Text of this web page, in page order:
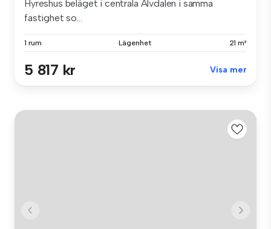
Hyreshus beläget i centrala Älvdalen i samma
fastighet so...
1 rum Lägenhet 21 m²
5 817 kr Visa mer